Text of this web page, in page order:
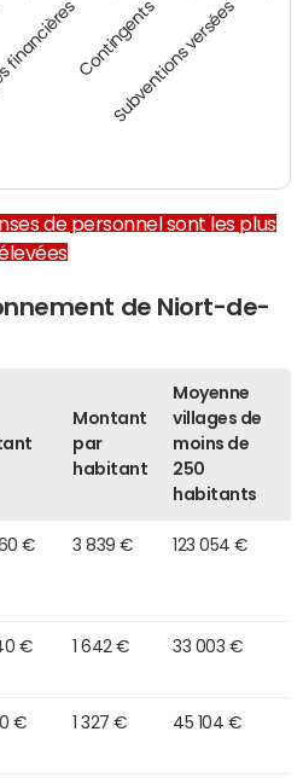
Contingents
Subventions versées
de personnel sont les plus
de Niort-de-
Montant
par
habitant
Moyenne
villages de
moins de
250
habitants
€ 3 839 € 123 054 €
€ 1 642 € 33 003 €
€ 1 327 € 45 104 €